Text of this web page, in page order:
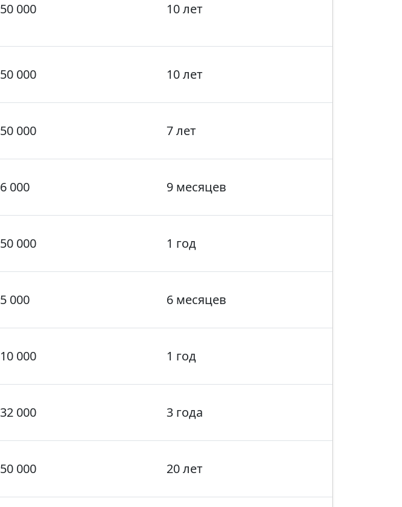
50 000 10 лет
50 000 10 лет
50 000 7 лет
6 000 9 месяцев
50 000 1 год
5 000 6 месяцев
10 000 1 год
32 000 3 года
50 000 20 лет